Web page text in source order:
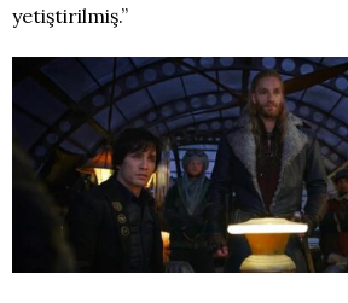
yetiştirilmiş.”